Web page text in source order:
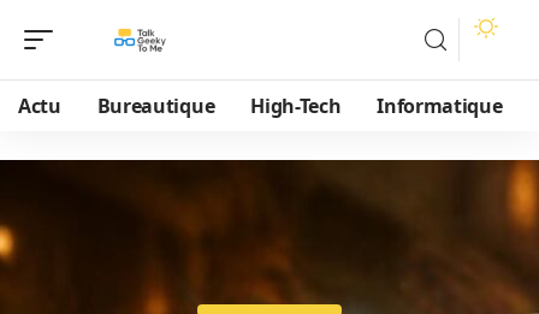
Actu Bureautique High-Tech Informatique